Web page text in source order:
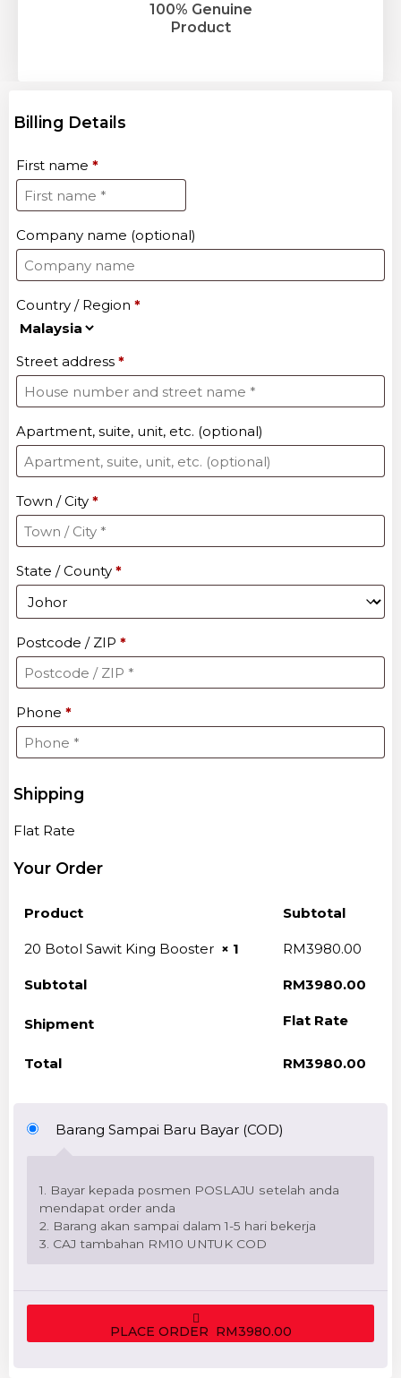
100% Genuine
Product
Billing Details
First name *
Company name (optional)
Country / Region *
Street address *
Apartment, suite, unit, etc. (optional)
Town / City *
State / County *
Postcode / ZIP *
Phone *
Shipping
Flat Rate
Your Order
Product Subtotal
20 Botol Sawit King Booster × 1 RM3980.00
Subtotal RM3980.00
Shipment Flat Rate
Total RM3980.00
Barang Sampai Baru Bayar (COD)
1. Bayar kepada posmen POSLAJU setelah anda
mendapat order anda
2. Barang akan sampai dalam 1-5 hari bekerja
3. CAJ tambahan RM10 UNTUK COD
PLACE ORDER RM3980.00